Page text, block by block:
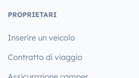
PROPRIETARI
Inserire un veicolo
Contratto di viaggio